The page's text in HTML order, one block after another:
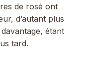
de rosé ont
d’autant plus
étant
tard.